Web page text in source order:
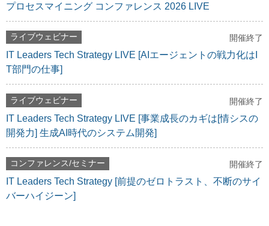
プロセスマイニング コンファレンス 2026 LIVE
ライブウェビナー 開催終了
IT Leaders Tech Strategy LIVE [AIエージェントの戦力化はI
T部門の仕事]
ライブウェビナー 開催終了
IT Leaders Tech Strategy LIVE [事業成長のカギは[情シスの
開発力] 生成AI時代のシステム開発]
コンファレンス/セミナー 開催終了
IT Leaders Tech Strategy [前提のゼロトラスト、不断のサイ
バーハイジーン]